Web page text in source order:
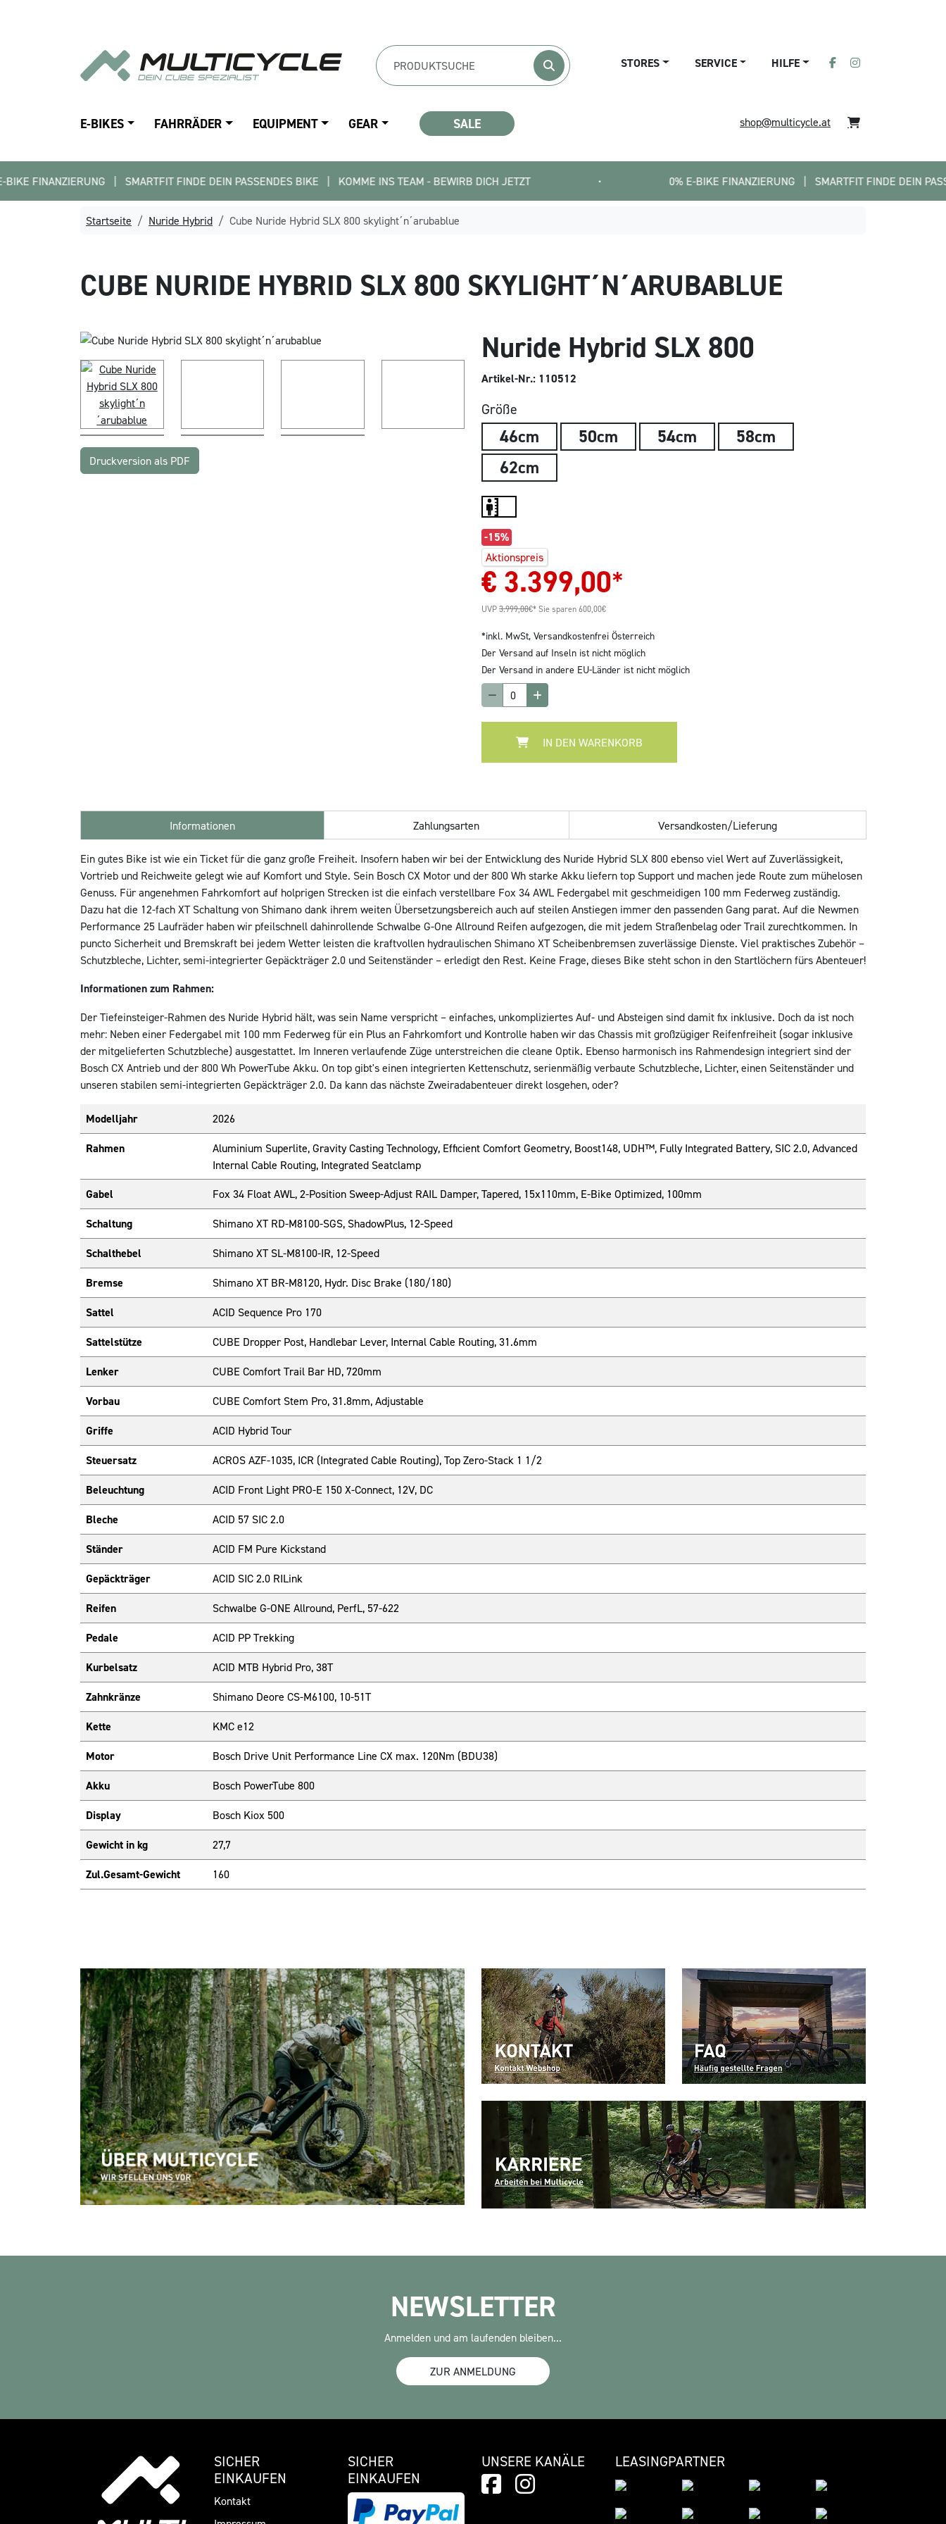
STORES SERVICE HILFE
E-BIKES FAHRRÄDER EQUIPMENT GEAR SALE shop@multicycle.at
|   SMARTFIT FINDE DEIN PASSENDES BIKE   |   KOMME INS TEAM - BEWIRB DICH JETZT • 0% E-BIKE FINANZIERUNG   |   SMARTFIT FINDE DEIN PASSENDES
Startseite Nuride Hybrid Cube Nuride Hybrid SLX 800 skylight´n´arubablue
CUBE NURIDE HYBRID SLX 800 SKYLIGHT´N´ARUBABLUE
Druckversion als PDF
Nuride Hybrid SLX 800
Artikel-Nr.: 110512
Größe
46cm 50cm 54cm
58cm
62cm
-15%
Aktionspreis
€ 3.399,00*
UVP 3.999,00€* Sie sparen 600,00€
*inkl. MwSt, Versandkostenfrei Österreich
Der Versand auf Inseln ist nicht möglich
Der Versand in andere EU-Länder ist nicht möglich
IN DEN WARENKORB
Informationen Zahlungsarten Versandkosten/Lieferung
Ein gutes Bike ist wie ein Ticket für die ganz große Freiheit. Insofern haben wir bei der Entwicklung des Nuride Hybrid SLX 800 ebenso viel Wert auf Zuverlässigkeit,
Vortrieb und Reichweite gelegt wie auf Komfort und Style. Sein Bosch CX Motor und der 800 Wh starke Akku liefern top Support und machen jede Route zum mühelosen
Genuss. Für angenehmen Fahrkomfort auf holprigen Strecken ist die einfach verstellbare Fox 34 AWL Federgabel mit geschmeidigen 100 mm Federweg zuständig.
Dazu hat die 12-fach XT Schaltung von Shimano dank ihrem weiten Übersetzungsbereich auch auf steilen Anstiegen immer den passenden Gang parat. Auf die Newmen
Performance 25 Laufräder haben wir pfeilschnell dahinrollende Schwalbe G-One Allround Reifen aufgezogen, die mit jedem Straßenbelag oder Trail zurechtkommen. In
puncto Sicherheit und Bremskraft bei jedem Wetter leisten die kraftvollen hydraulischen Shimano XT Scheibenbremsen zuverlässige Dienste. Viel praktisches Zubehör –
Schutzbleche, Lichter, semi-integrierter Gepäckträger 2.0 und Seitenständer – erledigt den Rest. Keine Frage, dieses Bike steht schon in den Startlöchern fürs Abenteuer!
Informationen zum Rahmen:
Der Tiefeinsteiger-Rahmen des Nuride Hybrid hält, was sein Name verspricht – einfaches, unkompliziertes Auf- und Absteigen sind damit fix inklusive. Doch da ist noch
mehr: Neben einer Federgabel mit 100 mm Federweg für ein Plus an Fahrkomfort und Kontrolle haben wir das Chassis mit großzügiger Reifenfreiheit (sogar inklusive
der mitgelieferten Schutzbleche) ausgestattet. Im Inneren verlaufende Züge unterstreichen die cleane Optik. Ebenso harmonisch ins Rahmendesign integriert sind der
Bosch CX Antrieb und der 800 Wh PowerTube Akku. On top gibt's einen integrierten Kettenschutz, serienmäßig verbaute Schutzbleche, Lichter, einen Seitenständer und
unseren stabilen semi-integrierten Gepäckträger 2.0. Da kann das nächste Zweiradabenteuer direkt losgehen, oder?
Modelljahr 2026
Rahmen
Aluminium Superlite, Gravity Casting Technology, Efficient Comfort Geometry, Boost148, UDH™, Fully Integrated Battery, SIC 2.0, Advanced
Internal Cable Routing, Integrated Seatclamp
Gabel Fox 34 Float AWL, 2-Position Sweep-Adjust RAIL Damper, Tapered, 15x110mm, E-Bike Optimized, 100mm
Schaltung Shimano XT RD-M8100-SGS, ShadowPlus, 12-Speed
Schalthebel Shimano XT SL-M8100-IR, 12-Speed
Bremse Shimano XT BR-M8120, Hydr. Disc Brake (180/180)
Sattel ACID Sequence Pro 170
Sattelstütze CUBE Dropper Post, Handlebar Lever, Internal Cable Routing, 31.6mm
Lenker CUBE Comfort Trail Bar HD, 720mm
Vorbau CUBE Comfort Stem Pro, 31.8mm, Adjustable
Griffe ACID Hybrid Tour
Steuersatz ACROS AZF-1035, ICR (Integrated Cable Routing), Top Zero-Stack 1 1/2
Beleuchtung ACID Front Light PRO-E 150 X-Connect, 12V, DC
Bleche ACID 57 SIC 2.0
Ständer ACID FM Pure Kickstand
Gepäckträger ACID SIC 2.0 RILink
Reifen Schwalbe G-ONE Allround, PerfL, 57-622
Pedale ACID PP Trekking
Kurbelsatz ACID MTB Hybrid Pro, 38T
Zahnkränze Shimano Deore CS-M6100, 10-51T
Kette KMC e12
Motor Bosch Drive Unit Performance Line CX max. 120Nm (BDU38)
Akku Bosch PowerTube 800
Display Bosch Kiox 500
Gewicht in kg 27,7
Zul.Gesamt-Gewicht 160
NEWSLETTER
Anmelden und am laufenden bleiben...
ZUR ANMELDUNG
SICHER
EINKAUFEN
Kontakt
SICHER
EINKAUFEN
UNSERE KANÄLE LEASINGPARTNER